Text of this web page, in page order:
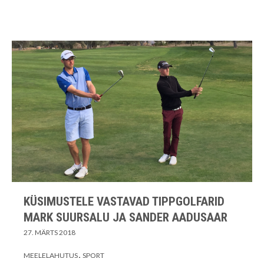
KÜSIMUSTELE VASTAVAD TIPPGOLFARID
MARK SUURSALU JA SANDER AADUSAAR
27. MÄRTS 2018
MEELELAHUTUS SPORT